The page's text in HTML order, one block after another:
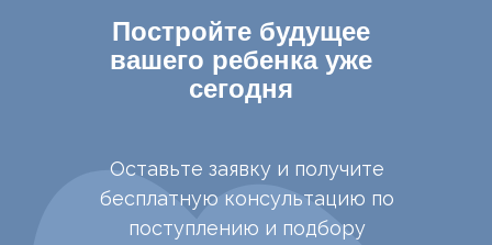
Постройте будущее
вашего ребенка уже
сегодня
Оставьте заявку и получите
бесплатную консультацию по
поступлению и подбору